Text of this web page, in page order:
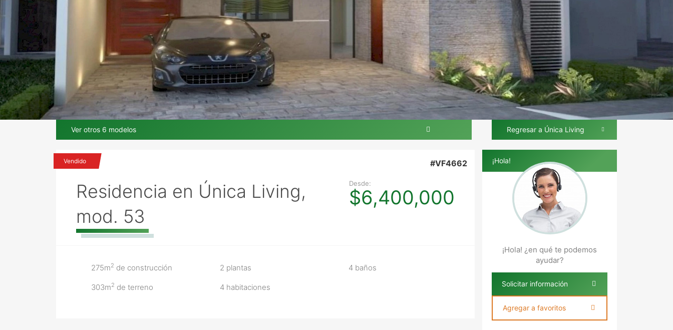
Ver otros 6 modelos Regresar a Única Living
Vendido
En Única Living
Residencia en Única Living,
mod. 53
Desde:
$6,400,000
#VF4662
275m2 de construcción
303m2 de terreno
2 plantas
4 habitaciones
4 baños
¡Hola!
¡Hola! ¿en qué te podemos
ayudar?
Solicitar información
Agregar a favoritos